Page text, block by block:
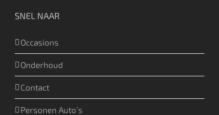
SNEL NAAR
Occasions
Onderhoud
Contact
Personen Auto’s